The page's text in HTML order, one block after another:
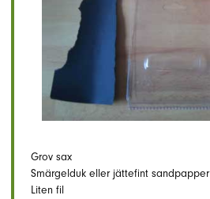
Grov sax
Smärgelduk eller jättefint sandpapper
Liten fil